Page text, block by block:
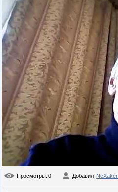
Просмотры: 0 Добавил: NeXaker